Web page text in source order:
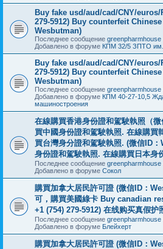
Buy fake usd/aud/cad/CNY/euros/
279-5912) Buy counterfeit
Wesbutman)
Последнее сообщение greenpharmhouse
Добавлено в форуме КПМ 32/5 ЗПТО им.
Buy fake usd/aud/cad/CNY/euros/
279-5912) Buy counterfeit
Wesbutman)
Последнее сообщение greenpharmhouse
Добавлено в форуме КПМ 40-27-10,5
машиностроения
在線購買香港身份證和駕駛執照（
買中國身份證和駕駛執照. 在線購買
買台灣身分證和駕駛執照. (微信ID
身份證和駕駛執照. 在線購買日本身
Последнее сообщение greenpharmhouse
Добавлено в форуме Сокол
購買加拿大居民許可證 (微信ID：
可，購買美國綠卡 Buy canadian
+1 (754) 279-5912) 在线购买真假护
Последнее сообщение greenpharmhouse
Добавлено в форуме Блейхерт
購買加拿大居民許可證 (微信ID：